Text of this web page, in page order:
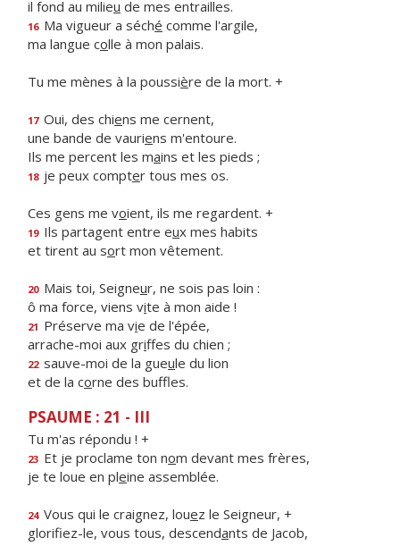
il fond au milieu de mes entrailles.
16 Ma vigueur a séché comme l'argile,
ma langue colle à mon palais.
Tu me mènes à la poussière de la mort. +
17 Oui, des chiens me cernent,
une bande de vauriens m'entoure.
Ils me percent les mains et les pieds ;
18 je peux compter tous mes os.
Ces gens me voient, ils me regardent. +
19 Ils partagent entre eux mes habits
et tirent au sort mon vêtement.
20 Mais toi, Seigneur, ne sois pas loin :
ô ma force, viens vite à mon aide !
21 Préserve ma vie de l'épée,
arrache-moi aux griffes du chien ;
22 sauve-moi de la gueule du lion
et de la corne des buffles.
PSAUME : 21 - III
Tu m'as répondu ! +
23 Et je proclame ton nom devant mes frères,
je te loue en pleine assemblée.
24 Vous qui le craignez, louez le Seigneur, +
glorifiez-le, vous tous, descendants de Jacob,